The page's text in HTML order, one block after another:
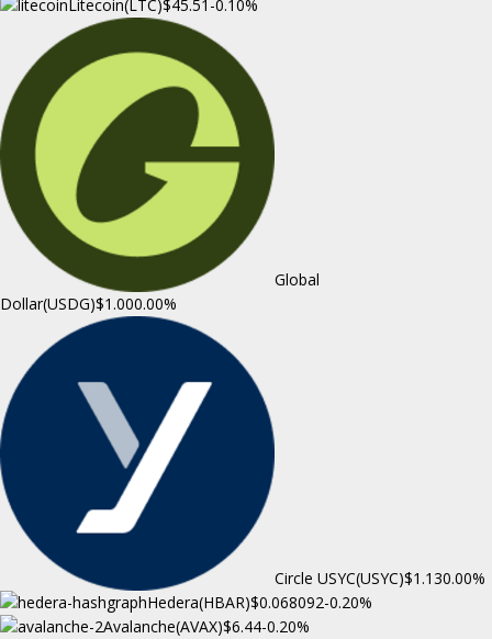
Litecoin(LTC)$45.51 -0.10%
Global
Dollar(USDG)$1.000.00%
Circle USYC(USYC)$1.130.00%
Hedera(HBAR)$0.068092-0.20%
Avalanche(AVAX)$6.44-0.20%